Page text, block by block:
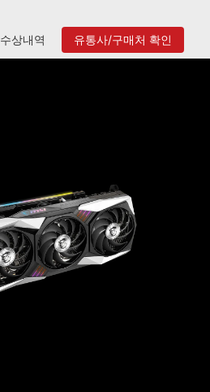
수상내역 유통사/구매처 확인